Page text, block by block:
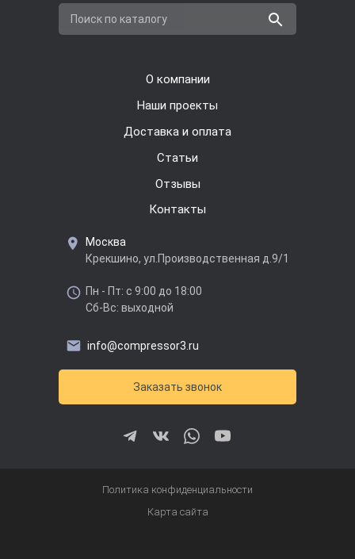
Поиск по каталогу
О компании
Наши проекты
Доставка и оплата
Cтатьи
Отзывы
Контакты
Москва
Крекшино, ул.Производственная д.9/1
Пн - Пт: с 9:00 до 18:00
Сб-Вс: выходной
info@compressor3.ru
Заказать звонок
Политика конфиденциальности
Карта сайта